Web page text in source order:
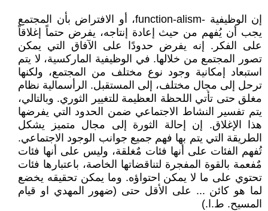
إن الوظيفية -function-alism، أو الافتراض بأن المجتمع
يجب أن يُفهم من حيث إعادة إنتاجه، يفرض حتماً إغلاقاً
على الفكر. إنه يفرض حدودًا على الآفاق التي يمكن
تصور المجتمع من خلالها. في الوظيفية الماركسية، لا يتم
استبعاد إمكانية وجود نوع مختلف من المجتمع، ولكنها
ترحل إلى مجال مختلف، إلى المستقبل. الرأسمالية نظام
مغلق حتى تأتي اللحظة العظيمة للتغيير الثوري. وبالتالي،
يتم تفسير النشاط الاجتماعي ضمن الحدود التي يفرضها
هذا الإغلاق. إن إحالة الثورة إلى مجال متميز يشكل
الطريقة التي يتم بها فهم جميع جوانب الوجود الاجتماعي.
تُفهم الفئات على أنها فئات مٌغلقة، وليس على أنها فئات
مٌفعمة بالقوة المفجرة لتناقضاتها الخاصة، باعتبارها فئات
تحتوي على ما لا يمكن احتواؤه. وما يمكن تحقيقه يخضع
لما هو كائن ... على الأقل حتى (ضهور المهدي او قيام
المسيح. ط.ا.)